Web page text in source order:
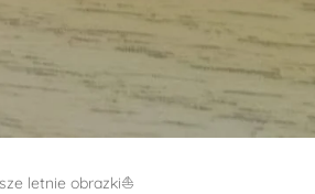
letnie obrazki⛵️